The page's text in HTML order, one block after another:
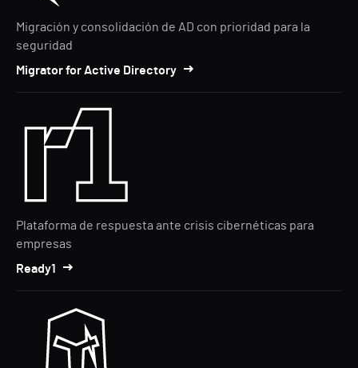
Migración y consolidación de AD con prioridad para la
seguridad
Migrator for Active Directory
Plataforma de respuesta ante crisis cibernéticas para
empresas
Ready1